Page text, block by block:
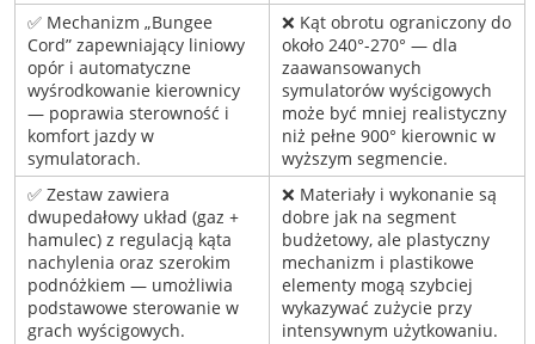
✅ Mechanizm „Bungee
Cord” zapewniający liniowy
opór i automatyczne
wyśrodkowanie kierownicy
— poprawia sterowność i
komfort jazdy w
symulatorach.
❌ Kąt obrotu ograniczony do
około 240°-270° — dla
zaawansowanych
symulatorów wyścigowych
może być mniej realistyczny
niż pełne 900° kierownic w
wyższym segmencie.
✅ Zestaw zawiera
dwupedałowy układ (gaz +
hamulec) z regulacją kąta
nachylenia oraz szerokim
podnóżkiem — umożliwia
podstawowe sterowanie w
grach wyścigowych.
❌ Materiały i wykonanie są
dobre jak na segment
budżetowy, ale plastyczny
mechanizm i plastikowe
elementy mogą szybciej
wykazywać zużycie przy
intensywnym użytkowaniu.